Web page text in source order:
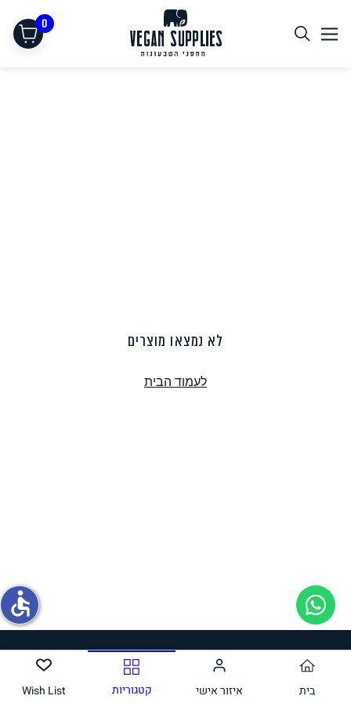
0
תחליפי ביצה
לא נמצאו מוצרים
לעמוד הבית
גלידות טבעוניות
בית איזור אישי קטגוריות Wish List
accessible